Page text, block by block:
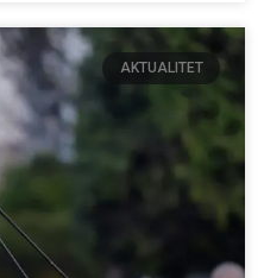
AKTUALITET